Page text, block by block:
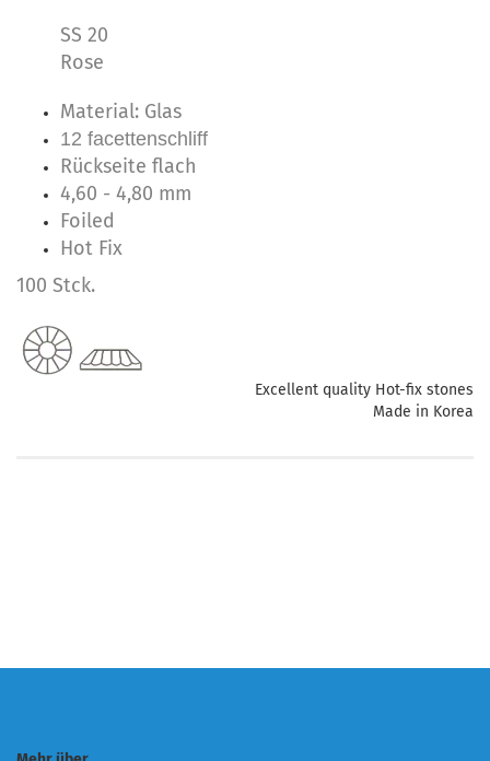
SS 20
Rose
Material: Glas
12 facettenschliff
Rückseite flach
4,60 - 4,80 mm
Foiled
Hot Fix
100 Stck.
Excellent quality Hot-fix stones
Made in Korea